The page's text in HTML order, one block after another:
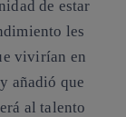
de estar
les
vivirían en
añadió que
al talento